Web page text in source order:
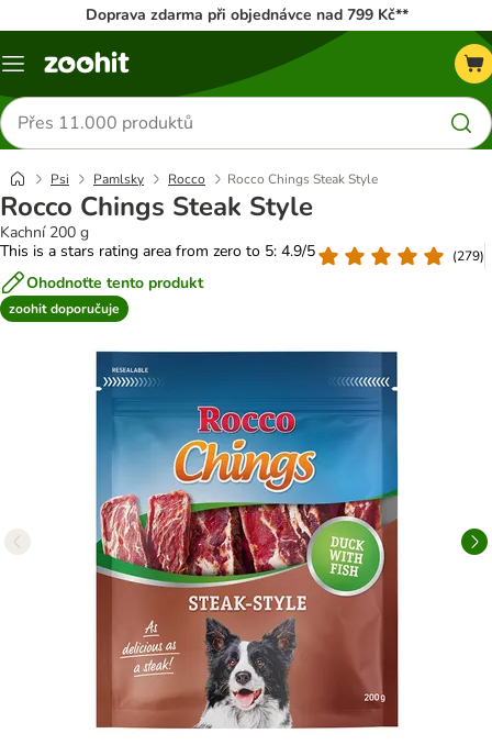
Doprava zdarma při objednávce nad 799 Kč**
Menu
Hledat
produkty
Psi Pamlsky Rocco Rocco Chings Steak Style
Rocco Chings Steak Style
Kachní 200 g
This is a stars rating area from zero to 5: 4.9/5
(279)
Ohodnoťte tento produkt
zoohit doporučuje